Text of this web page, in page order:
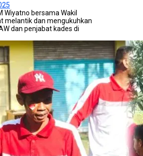
Wiyatno bersama Wakil
melantik dan mengukuhkan
dan penjabat kades di